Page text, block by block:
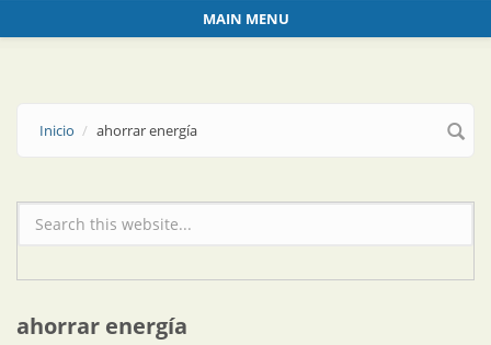
MAIN MENU
Inicio ahorrar energía
Formulario de búsqueda
ahorrar energía